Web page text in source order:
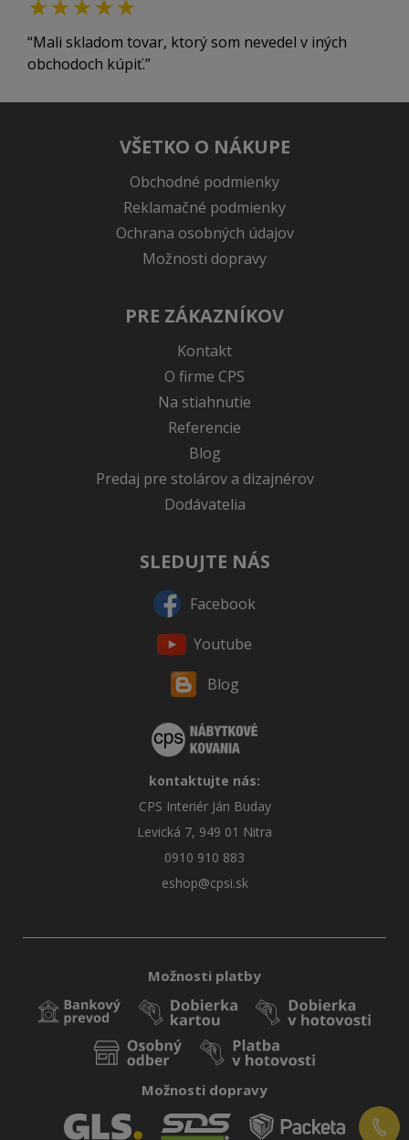
Mali skladom tovar, ktorý som nevedel v iných
obchodoch kúpiť.
VŠETKO O NÁKUPE
Obchodné podmienky
Reklamačné podmienky
Ochrana osobných údajov
Možnosti dopravy
PRE ZÁKAZNÍKOV
Kontakt
O firme CPS
Na stiahnutie
Referencie
Blog
Predaj pre stolárov a dizajnérov
Dodávatelia
SLEDUJTE NÁS
Facebook
Youtube
Blog
kontaktujte nás:
CPS Interiér Ján Buday
Levická 7, 949 01 Nitra
0910 910 883
eshop@cpsi.sk
Možnosti platby
Možnosti dopravy